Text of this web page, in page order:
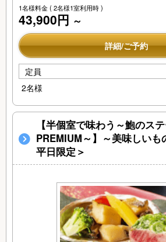
1名様料金( 2名様1室利用時 )
43,900円 ～
詳細/ご予約
定員
2名様
【半個室で味わう～鮑のス
PREMIUM～】～美味しいも
平日限定＞